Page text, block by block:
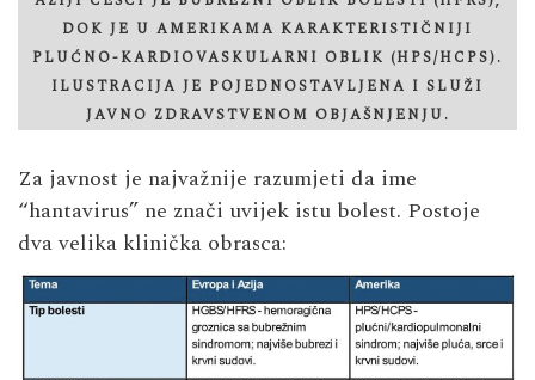
DOK JE U AMERIKAMA KARAKTERISTIČNIJI
PLUĆNO-KARDIOVASKULARNI OBLIK (HPS/HCPS).
ILUSTRACIJA JE POJEDNOSTAVLJENA I SLUŽI
JAVNO ZDRAVSTVENOM OBJAŠNJENJU.
Za javnost je najvažnije razumjeti da ime
“hantavirus” ne znači uvijek istu bolest. Postoje
dva velika klinička obrasca: